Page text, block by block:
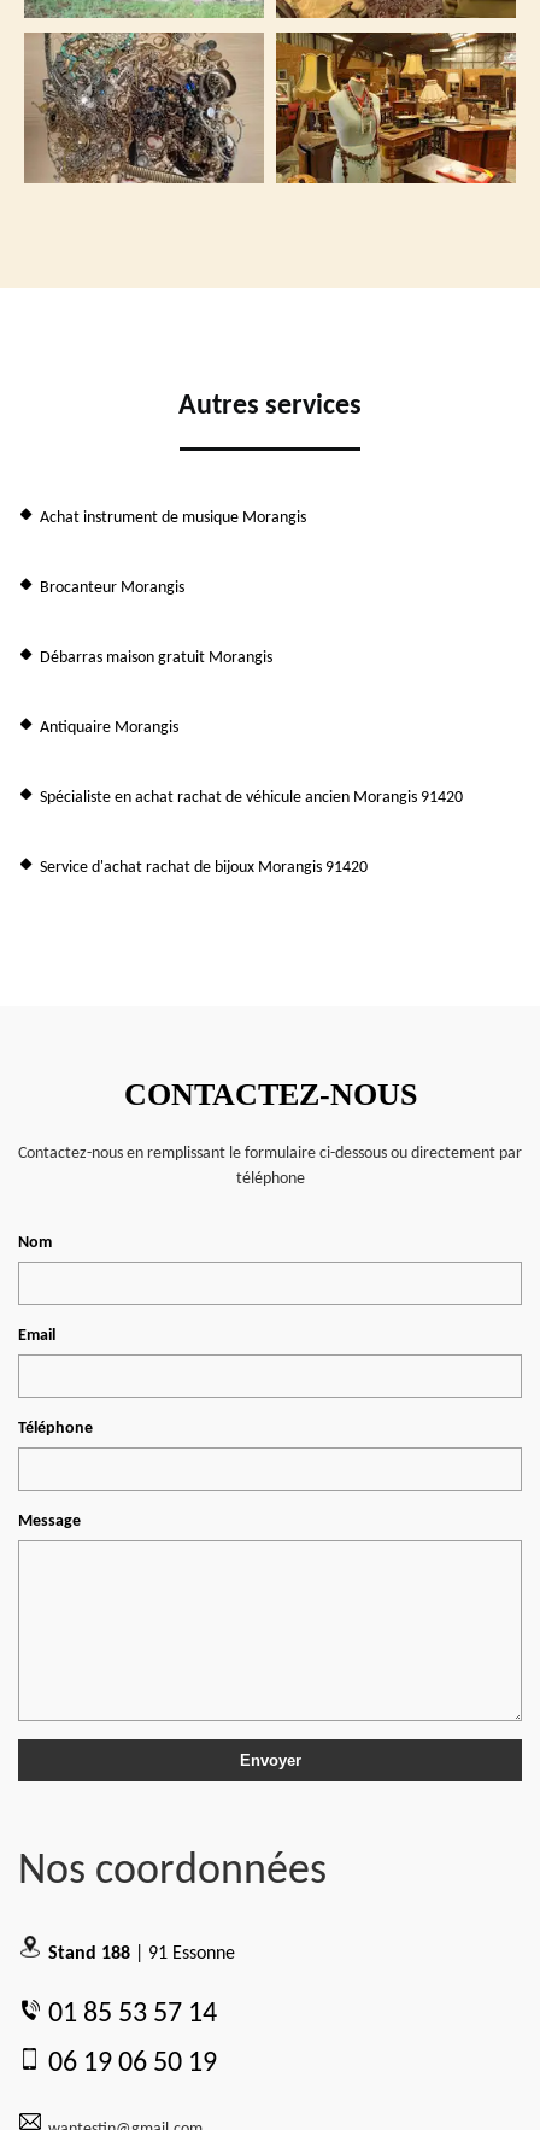
Autres services
Achat instrument de musique Morangis
Brocanteur Morangis
Débarras maison gratuit Morangis
Antiquaire Morangis
Spécialiste en achat rachat de véhicule ancien Morangis 91420
Service d'achat rachat de bijoux Morangis 91420
CONTACTEZ-NOUS
Contactez-nous en remplissant le formulaire ci-dessous ou directement par
téléphone
Nom
Email
Téléphone
Message
Nos coordonnées
Stand 188 | 91 Essonne
01 85 53 57 14
06 19 06 50 19